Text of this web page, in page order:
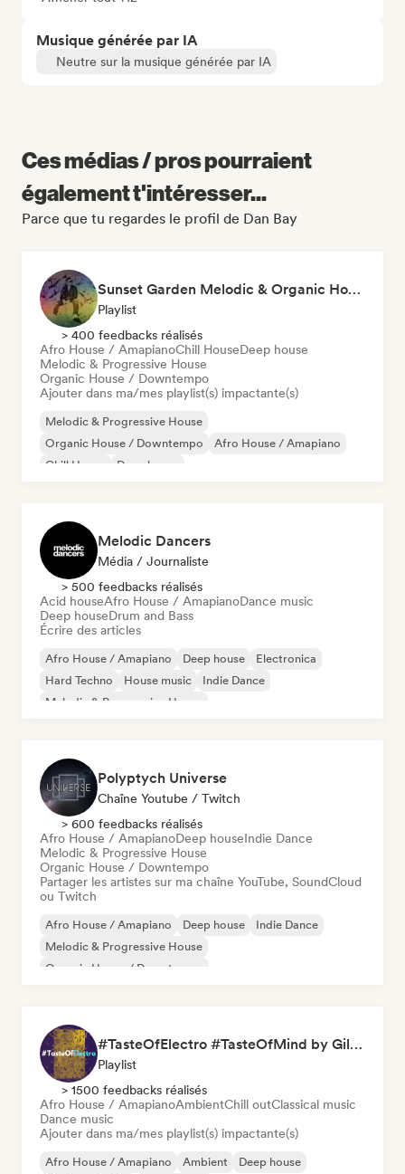
Musique générée par IA
Neutre sur la musique générée par IA
Ces médias / pros pourraient
également t'intéresser...
Parce que tu regardes le profil de Dan Bay
Sunset Garden Melodic & Organic House
Playlist
> 400 feedbacks réalisés
Afro House / AmapianoChill HouseDeep house
Melodic & Progressive House
Organic House / Downtempo
Ajouter dans ma/mes playlist(s) impactante(s)
Melodic & Progressive House
Organic House / Downtempo
Afro House / Amapiano
Chill House
Deep house
Melodic Dancers
Média / Journaliste
> 500 feedbacks réalisés
Acid houseAfro House / AmapianoDance music
Deep houseDrum and Bass
Écrire des articles
Afro House / Amapiano Deep house
Electronica
Hard Techno
House music
Indie Dance
Melodic & Progressive House
Polyptych Universe
Chaîne Youtube / Twitch
> 600 feedbacks réalisés
Afro House / AmapianoDeep houseIndie Dance
Melodic & Progressive House
Organic House / Downtempo
Partager les artistes sur ma chaîne YouTube, SoundCloud
ou Twitch
Afro House / Amapiano Deep house
Indie Dance
Melodic & Progressive House
Organic House / Downtempo
#TasteOfElectro #TasteOfMind by Gilles Bernies
Playlist
> 1500 feedbacks réalisés
Afro House / AmapianoAmbientChill outClassical music
Dance music
Ajouter dans ma/mes playlist(s) impactante(s)
Afro House / Amapiano Ambient
Deep house